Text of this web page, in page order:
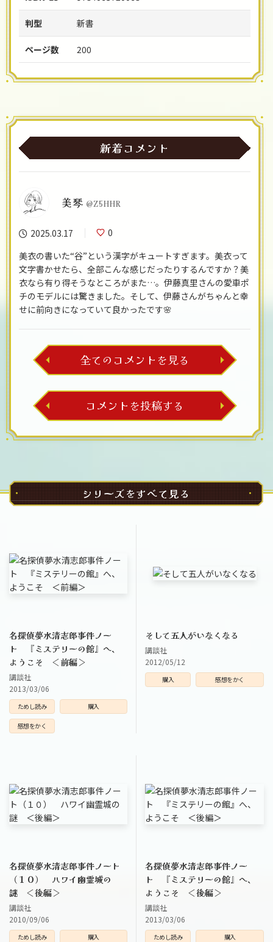
判型 新書
ページ数 200
新着コメント
美琴 @Z5HHR
2025.03.17
0
美衣の書いた“谷”という漢字がキュートすぎます。美衣って
文字書かせたら、全部こんな感じだったりするんですか？美
衣なら有り得そうなところがまた…。伊藤真里さんの愛車ポ
チのモデルには驚きました。そして、伊藤さんがちゃんと幸
せに前向きになっていて良かったです🌸​​
全てのコメントを見る
コメントを投稿する
シリーズをすべて見る
名探偵夢水清志郎事件ノー
ト 『ミステリーの館』へ、
ようこそ ＜前編＞
講談社
2013/03/06
ためし読み 購入
感想をかく
そして五人がいなくなる
講談社
2012/05/12
購入 感想をかく
名探偵夢水清志郎事件ノート
（１０） ハワイ幽霊城の
謎 ＜後編＞
講談社
2010/09/06
ためし読み 購入
名探偵夢水清志郎事件ノー
ト 『ミステリーの館』へ、
ようこそ ＜後編＞
講談社
2013/03/06
ためし読み 購入